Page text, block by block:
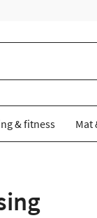
& fitness Mat